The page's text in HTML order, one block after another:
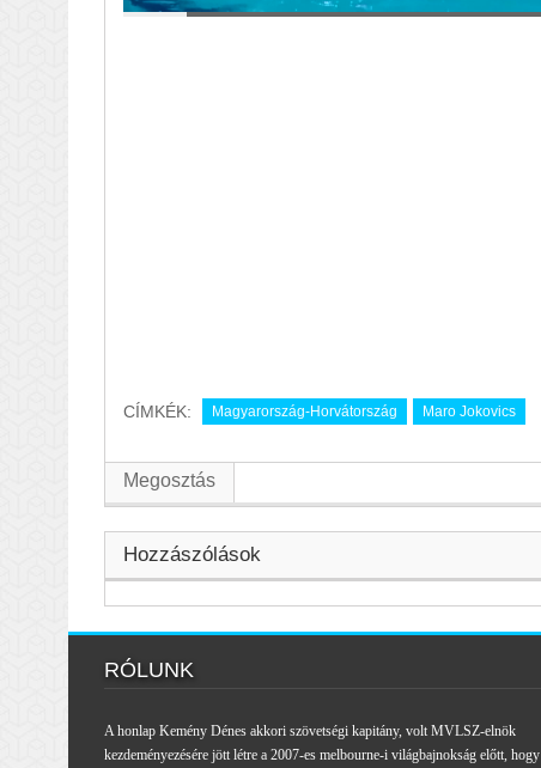
CÍMKÉK: Magyarország-Horvátország Maro Jokovics
Megosztás
Hozzászólások
RÓLUNK
A honlap Kemény Dénes akkori szövetségi kapitány, volt MVLSZ-elnök
kezdeményezésére jött létre a 2007-es melbourne-i világbajnokság előtt, hogy